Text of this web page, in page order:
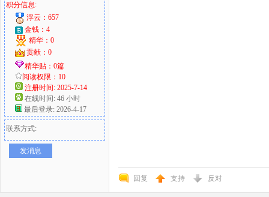
积分信息:
浮云：657
金钱：4
精华：0
贡献：0
精华贴：0篇
阅读权限：10
注册时间: 2025-7-14
在线时间: 46 小时
最后登录: 2026-4-17
联系方式:
发消息
回复 支持 反对